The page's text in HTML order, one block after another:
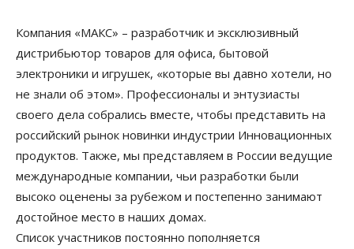
Компания «МАКС» – разработчик и эксклюзивный
дистрибьютор товаров для офиса, бытовой
электроники и игрушек, «которые вы давно хотели, но
не знали об этом». Профессионалы и энтузиасты
своего дела собрались вместе, чтобы представить на
российский рынок новинки индустрии Инновационных
продуктов. Также, мы представляем в России ведущие
международные компании, чьи разработки были
высоко оценены за рубежом и постепенно занимают
достойное место в наших домах.
Список участников постоянно пополняется